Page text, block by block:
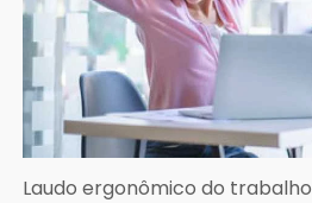
Laudo ergonômico do trabalho